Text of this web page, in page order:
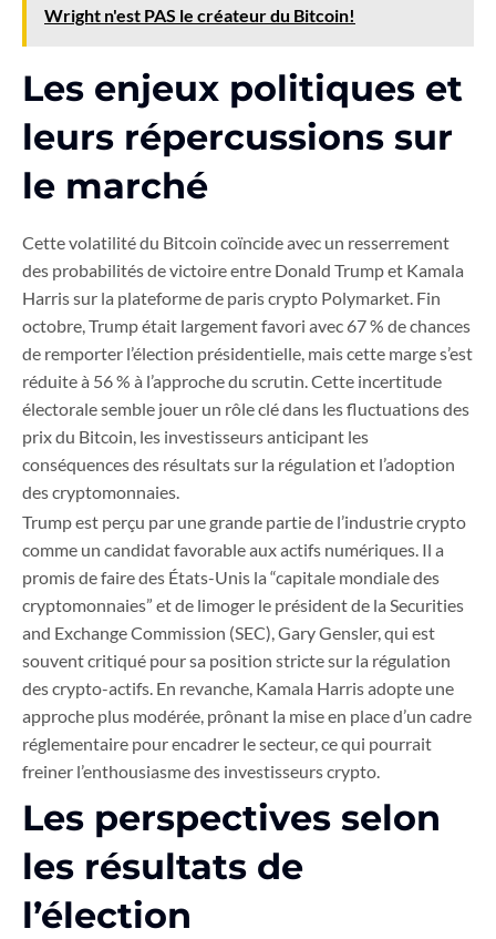
Wright n'est PAS le créateur du Bitcoin!
Les enjeux politiques et
leurs répercussions sur
le marché
Cette volatilité du Bitcoin coïncide avec un resserrement
des probabilités de victoire entre Donald Trump et Kamala
Harris sur la plateforme de paris crypto Polymarket. Fin
octobre, Trump était largement favori avec 67 % de chances
de remporter l’élection présidentielle, mais cette marge s’est
réduite à 56 % à l’approche du scrutin. Cette incertitude
électorale semble jouer un rôle clé dans les fluctuations des
prix du Bitcoin, les investisseurs anticipant les
conséquences des résultats sur la régulation et l’adoption
des cryptomonnaies.
Trump est perçu par une grande partie de l’industrie crypto
comme un candidat favorable aux actifs numériques. Il a
promis de faire des États-Unis la “capitale mondiale des
cryptomonnaies” et de limoger le président de la Securities
and Exchange Commission (SEC), Gary Gensler, qui est
souvent critiqué pour sa position stricte sur la régulation
des crypto-actifs. En revanche, Kamala Harris adopte une
approche plus modérée, prônant la mise en place d’un cadre
réglementaire pour encadrer le secteur, ce qui pourrait
freiner l’enthousiasme des investisseurs crypto.
Les perspectives selon
les résultats de
l’élection